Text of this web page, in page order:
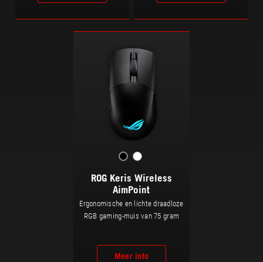
ROG Keris Wireless
AimPoint
Ergonomische en lichte draadloze
RGB gaming-muis van 75 gram
Meer info